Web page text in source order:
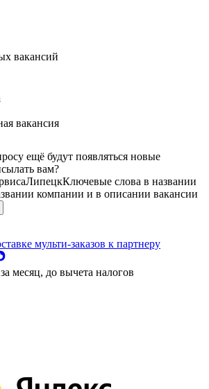
вакансий
вакансия
ещё будут появляться новые
вам?
ЛипецкКлючевые слова в названии
компании и в описании вакансии
мульти-заказов к партнеру
за месяц, до вычета налогов